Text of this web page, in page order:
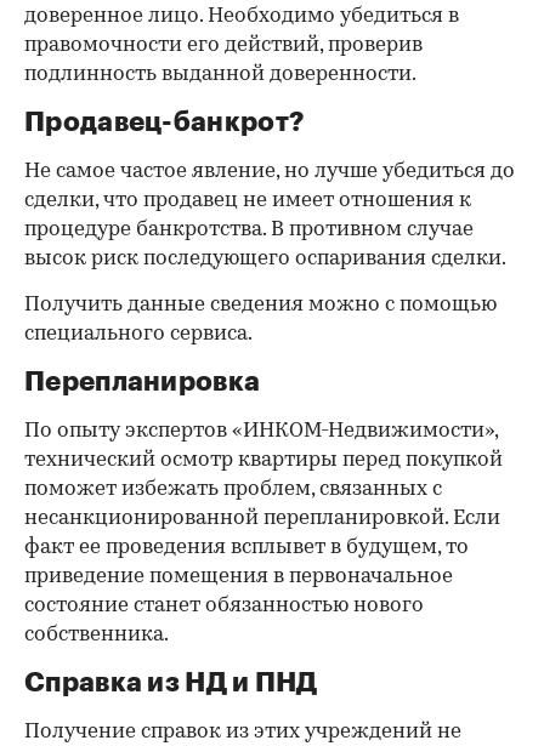
доверенное лицо. Необходимо убедиться в
правомочности его действий, проверив
подлинность выданной доверенности.
Продавец-банкрот?
Не самое частое явление, но лучше убедиться до
сделки, что продавец не имеет отношения к
процедуре банкротства. В противном случае
высок риск последующего оспаривания сделки.
Получить данные сведения можно с помощью
специального сервиса.
Перепланировка
По опыту экспертов «ИНКОМ-Недвижимости»,
технический осмотр квартиры перед покупкой
поможет избежать проблем, связанных с
несанкционированной перепланировкой. Если
факт ее проведения всплывет в будущем, то
приведение помещения в первоначальное
состояние станет обязанностью нового
собственника.
Справка из НД и ПНД
Получение справок из этих учреждений не